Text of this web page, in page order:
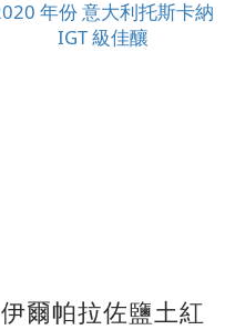
伊爾帕拉佐鹽土紅